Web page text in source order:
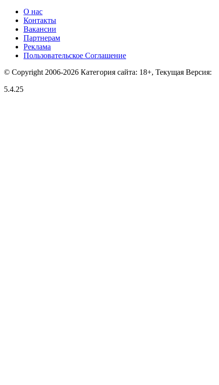
О нас
Контакты
Вакансии
Партнерам
Реклама
Пользовательское Соглашение
© Copyright 2006-2026 Категория сайта: 18+, Текущая Версия:
5.4.25